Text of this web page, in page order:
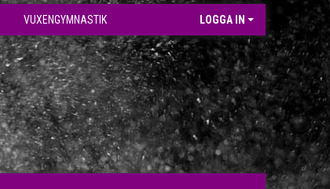
VUXENGYMNASTIK LOGGA IN